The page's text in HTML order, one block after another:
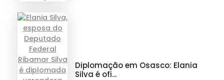
Diplomação em Osasco: Elania
Silva é ofi...